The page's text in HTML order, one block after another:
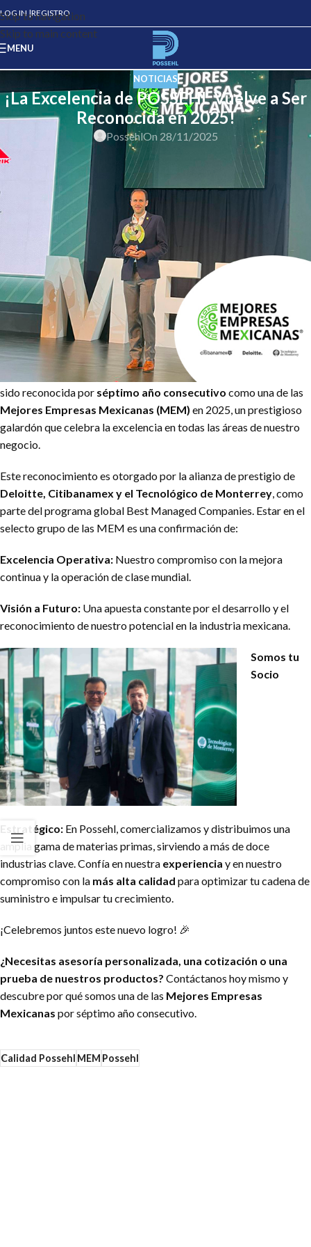
Skip to navigation
Skip to main content
LOG IN |REGISTRO
MENU
NOTICIAS
¡La Excelencia de POSSEHL Vuelve a Ser
Reconocida en 2025!
PossehlOn 28/11/2025
Con orgullo, anunciamos que
sido reconocida por séptimo año consecutivo como una de las
Mejores Empresas Mexicanas (MEM) en 2025, un prestigioso
galardón que celebra la excelencia en todas las áreas de nuestro
negocio.
Este reconocimiento es otorgado por la alianza de prestigio de
Deloitte, Citibanamex y el Tecnológico de Monterrey , como
parte del programa global Best Managed Companies . Estar en el
selecto grupo de las MEM es una confirmación de:
Excelencia Operativa: Nuestro compromiso con la mejora
continua y la operación de clase mundial.
Visión a Futuro: Una apuesta constante por el desarrollo y el
reconocimiento de nuestro potencial en la industria mexicana.
Somos tu
Socio
Estratégico: En Possehl, comercializamos y distribuimos una
amplia gama de materias primas, sirviendo a más de doce
industrias clave. Confía en nuestra experiencia y en nuestro
compromiso con la más alta calidad para optimizar tu cadena de
suministro e impulsar tu crecimiento.
¡Celebremos juntos este nuevo logro! 🎉
¿Necesitas asesoría personalizada, una cotización o una
prueba de nuestros productos? Contáctanos hoy mismo y
descubre por qué somos una de las Mejores Empresas
Mexicanas por séptimo año consecutivo.
Calidad PossehlMEMPossehl